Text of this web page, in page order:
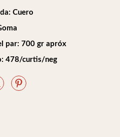
Cuero
par: 700 gr apróx
478/curtis/neg